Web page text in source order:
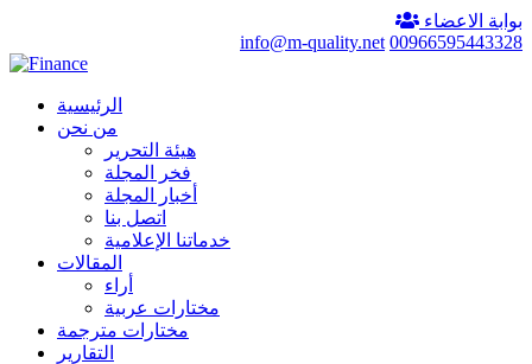
بوابة الاعضاء
00966595443328
info@m-quality.net
الرئيسية
من نحن
هيئة التحرير
فخر المجلة
أخبار المجلة
اتصل بنا
خدماتنا الإعلامية
المقالات
أراء
مختارات عربية
مختارات مترجمة
التقارير